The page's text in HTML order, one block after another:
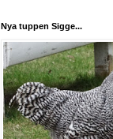
Nya tuppen Sigge...